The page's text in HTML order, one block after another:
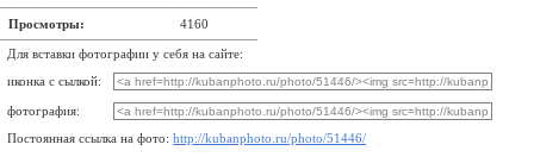
Просмотры: 4160
Для вставки фотографии у себя на сайте:
иконка с сылкой:
фотография:
Постоянная ссылка на фото: http://kubanphoto.ru/photo/51446/